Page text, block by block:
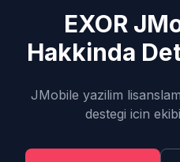
EXOR
Hakkinda
JMobile yazilim
destegi icin